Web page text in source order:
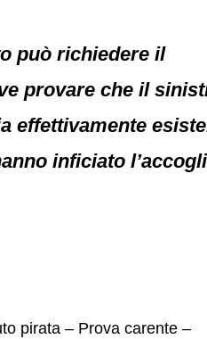
può richiedere il
provare che il
effettivamente
inficiato
pirata – Prova carente –